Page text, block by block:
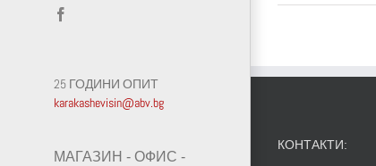
25 ГОДИНИ ОПИТ
karakashevisin@abv.bg
МАГАЗИН - ОФИС -
КОНТАКТИ: